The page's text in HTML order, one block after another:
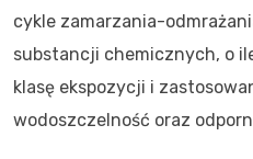
cykle zamarzania-
substancji chemicznych, o
klasę ekspozycji i
wodoszczelność oraz